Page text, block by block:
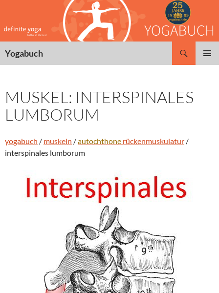
springen
Yogabuch
MUSKEL: INTERSPINALES
LUMBORUM
yogabuch / muskeln /autochthone rückenmuskulatur /
interspinales lumborum